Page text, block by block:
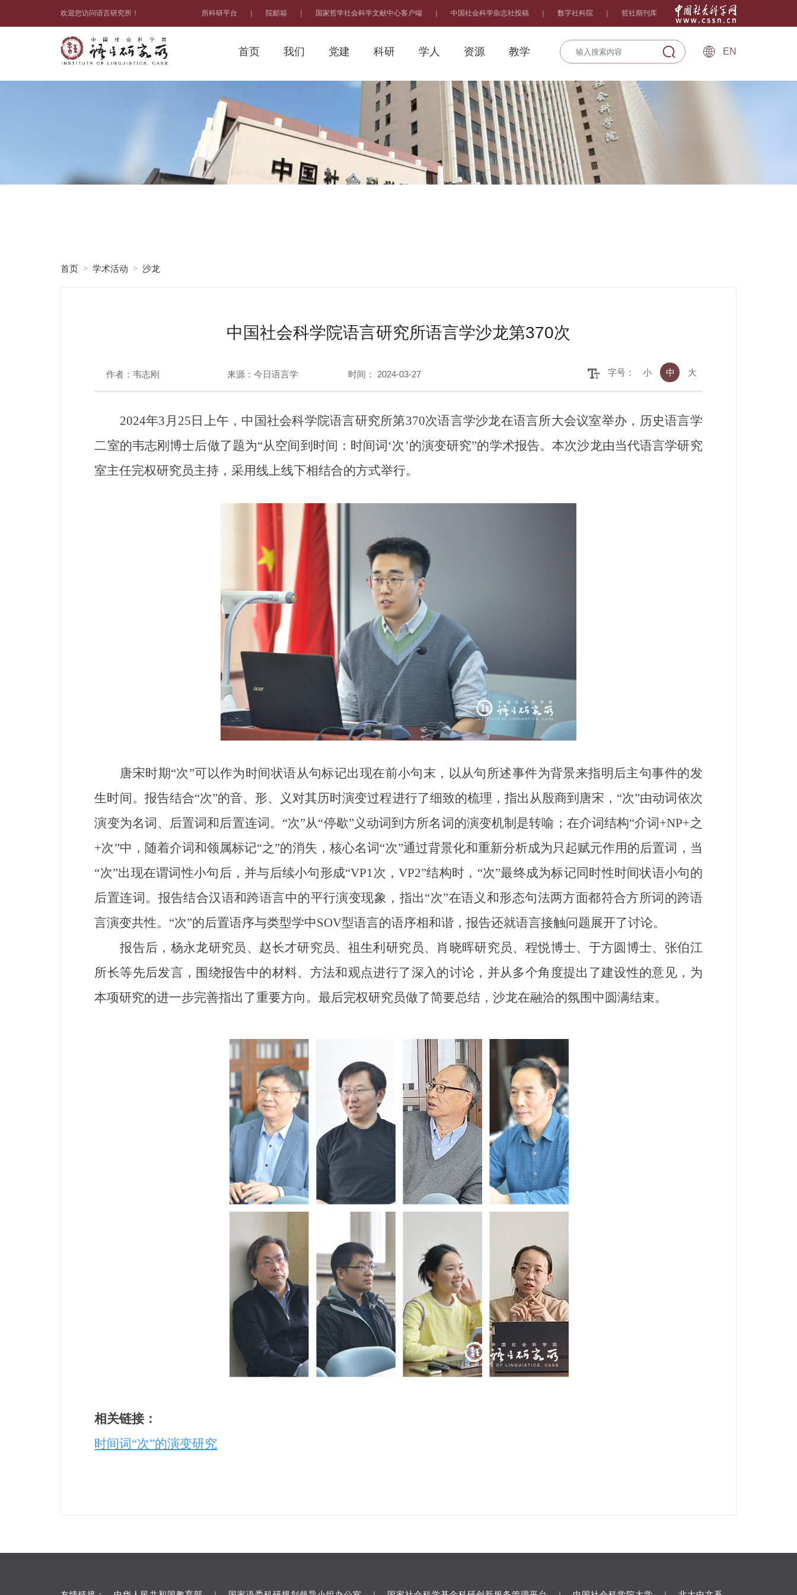
欢迎您访问语言研究所！ 所科研平台 院邮箱 国家哲学社会科学文献中心客户端 中国社会科学杂志社投稿 数字社科院 哲社期刊库
首页 我们 党建 科研 学人 资源 教学 EN
首页 > 学术活动 > 沙龙
中国社会科学院语言研究所语言学沙龙第370次
作者：韦志刚 来源：今日语言学 时间： 2024-03-27 字号： 小 中 大
2024年3月25日上午，中国社会科学院语言研究所第370次语言学沙龙在语言所大会议室举办，历史语言学
二室的韦志刚博士后做了题为“从空间到时间：时间词‘次’的演变研究”的学术报告。本次沙龙由当代语言学研究
室主任完权研究员主持，采用线上线下相结合的方式举行。
唐宋时期“次”可以作为时间状语从句标记出现在前小句末，以从句所述事件为背景来指明后主句事件的发
生时间。报告结合“次”的音、形、义对其历时演变过程进行了细致的梳理，指出从殷商到唐宋，“次”由动词依次
演变为名词、后置词和后置连词。“次”从“停歇”义动词到方所名词的演变机制是转喻；在介词结构“介词+NP+之
+次”中，随着介词和领属标记“之”的消失，核心名词“次”通过背景化和重新分析成为只起赋元作用的后置词，当
“次”出现在谓词性小句后，并与后续小句形成“VP1次，VP2”结构时，“次”最终成为标记同时性时间状语小句的
后置连词。报告结合汉语和跨语言中的平行演变现象，指出“次”在语义和形态句法两方面都符合方所词的跨语
言演变共性。“次”的后置语序与类型学中SOV型语言的语序相和谐，报告还就语言接触问题展开了讨论。
报告后，杨永龙研究员、赵长才研究员、祖生利研究员、肖晓晖研究员、程悦博士、于方圆博士、张伯江
所长等先后发言，围绕报告中的材料、方法和观点进行了深入的讨论，并从多个角度提出了建设性的意见，为
本项研究的进一步完善指出了重要方向。最后完权研究员做了简要总结，沙龙在融洽的氛围中圆满结束。
相关链接：
时间词“次”的演变研究